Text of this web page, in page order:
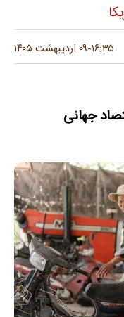
۱۶:۳۵-۰۹ اردیبهشت ۱۴۰۵
جهانی